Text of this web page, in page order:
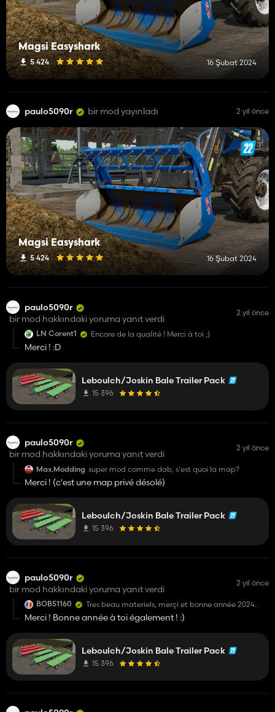
Magsi Easyshark
5 424 16 Şubat 2024
paulo5090r bir mod yayınladı 2 yıl önce
Magsi Easyshark
5 424 16 Şubat 2024
paulo5090r
bir mod hakkındaki yoruma yanıt verdi
2 yıl önce
LN Corent1 Encore de la qualité ! Merci à toi ;)
Merci ! :D
Leboulch/Joskin Bale Trailer Pack
15 396
paulo5090r
bir mod hakkındaki yoruma yanıt verdi
2 yıl önce
Max.Modding super mod comme dab, s'est quoi la map?
Merci ! (c'est une map privé désolé)
Leboulch/Joskin Bale Trailer Pack
15 396
paulo5090r
bir mod hakkındaki yoruma yanıt verdi
2 yıl önce
BOB51160 Tres beau materiels, merçi et bonne année 2024.
Merci ! Bonne année à toi également ! :)
Leboulch/Joskin Bale Trailer Pack
15 396